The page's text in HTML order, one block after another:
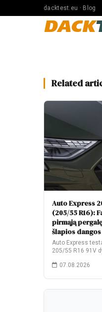
dacktest.eu · Blog
DACK
Related
Auto Express
(205/55 R16):
pirmąją
šlapios dangos
Auto Express
205/55 R16 91V
07.08.2026